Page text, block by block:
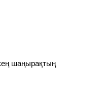
шаңырақтың